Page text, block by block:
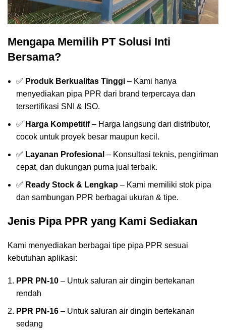
Mengapa Memilih PT Solusi Inti
Bersama?
✅ Produk Berkualitas Tinggi – Kami hanya
menyediakan pipa PPR dari brand terpercaya dan
tersertifikasi SNI & ISO.
✅ Harga Kompetitif– Harga langsung dari distributor,
cocok untuk proyek besar maupun kecil.
✅ Layanan Profesional – Konsultasi teknis, pengiriman
cepat, dan dukungan purna jual terbaik.
✅ Ready Stock & Lengkap – Kami memiliki stok pipa
dan sambungan PPR berbagai ukuran & tipe.
Jenis Pipa PPR yang Kami Sediakan
Kami menyediakan berbagai tipe pipa PPR sesuai
kebutuhan aplikasi:
PPR PN-10 – Untuk saluran air dingin bertekanan
rendah
PPR PN-16 – Untuk saluran air dingin bertekanan
sedang